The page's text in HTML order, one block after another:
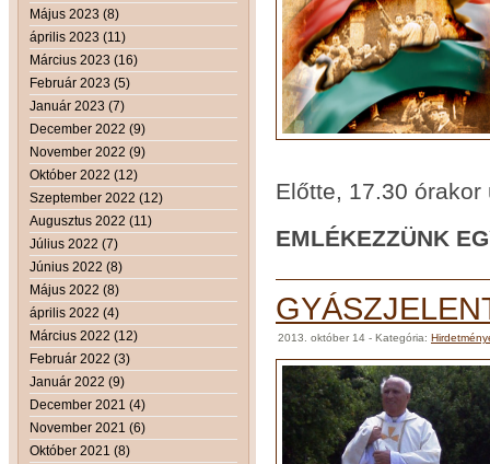
Május 2023 (8)
április 2023 (11)
Március 2023 (16)
Február 2023 (5)
Január 2023 (7)
December 2022 (9)
November 2022 (9)
Október 2022 (12)
Szeptember 2022 (12)
Augusztus 2022 (11)
Július 2022 (7)
Június 2022 (8)
Május 2022 (8)
április 2022 (4)
Március 2022 (12)
Február 2022 (3)
Január 2022 (9)
December 2021 (4)
November 2021 (6)
Október 2021 (8)
Előtte, 17.30
EMLÉKEZZÜNK
2013. október 14 - Kategória: